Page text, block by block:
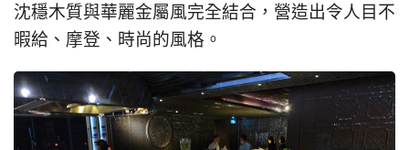
沈穩木質與華麗金屬風完全結合，營造出令人目不
暇給、摩登、時尚的風格。